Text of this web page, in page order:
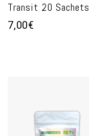
Transit 20 Sachets
7,00€